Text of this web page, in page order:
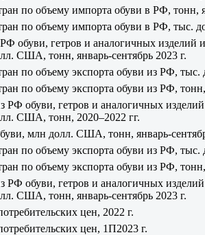
по объему импорта обуви в РФ, тонн,
по объему импорта обуви в РФ, тыс.
обуви, гетров и аналогичных изделий
США, тонн, январь-сентябрь 2023 г.
по объему экспорта обуви из РФ,
по объему экспорта обуви из РФ, тонн,
РФ обуви, гетров и аналогичных
США, тонн, 2020–2022 гг.
млн долл. США, тонн, январь-
по объему экспорта обуви из РФ,
по объему экспорта обуви из РФ, тонн,
РФ обуви, гетров и аналогичных
США, тонн, январь-сентябрь 2023 г.
цен, 2022 г.
цен, 1П2023 г.